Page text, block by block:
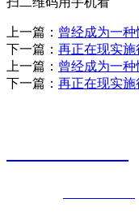
上一篇： 曾经成为一种
下一篇： 再正在现实施
上一篇： 曾经成为一种
下一篇： 再正在现实施